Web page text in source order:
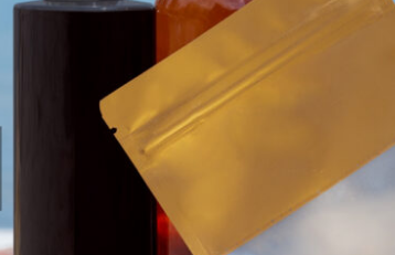
To Product Photography